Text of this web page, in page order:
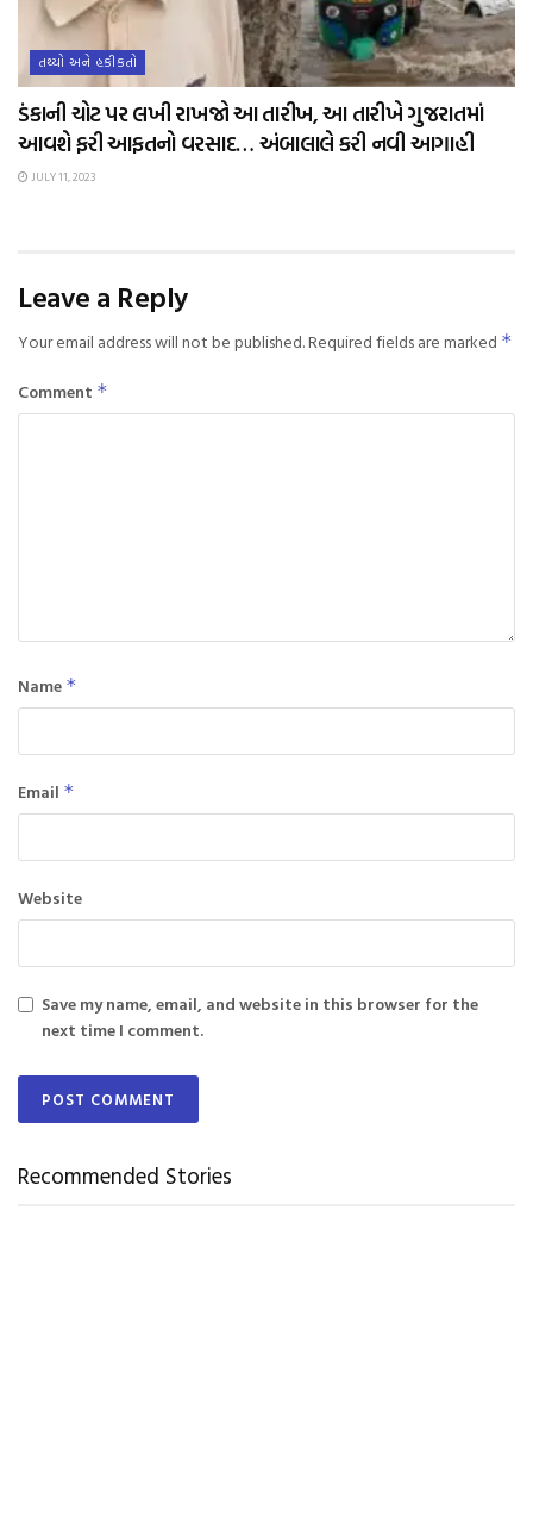
તથ્યો અને હકીકતો
ડંકાની ચોટ પર લખી રાખજો આ તારીખ, આ તારીખે ગુજરાતમાં
આવશે ફરી આફતનો વરસાદ… અંબાલાલે કરી નવી આગાહી
JULY 11, 2023
Leave a Reply
Your email address will not be published.Required fields are marked *
Comment *
Name *
Email *
Website
Save my name, email, and website in this browser for the
next time I comment.
Recommended Stories